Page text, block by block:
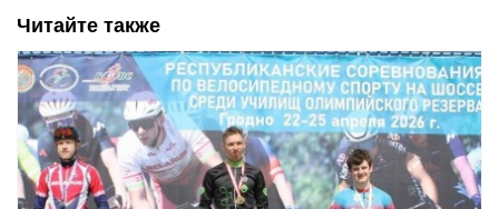
Читайте также